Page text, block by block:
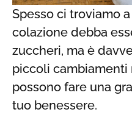
Spesso ci troviamo
colazione debba
zuccheri, ma è
piccoli
possono fare una
tuo benessere.